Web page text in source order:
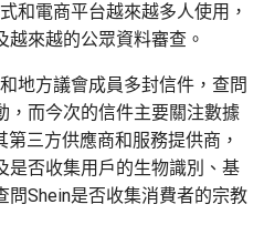
和電商平台越來越多人使用，
來越的公眾資料審查。
地方議會成員多封信件，查問
，而今次的信件主要關注數據
三方供應商和服務提供商，
是否收集用戶的生物識別、基
問Shein是否收集消費者的宗教